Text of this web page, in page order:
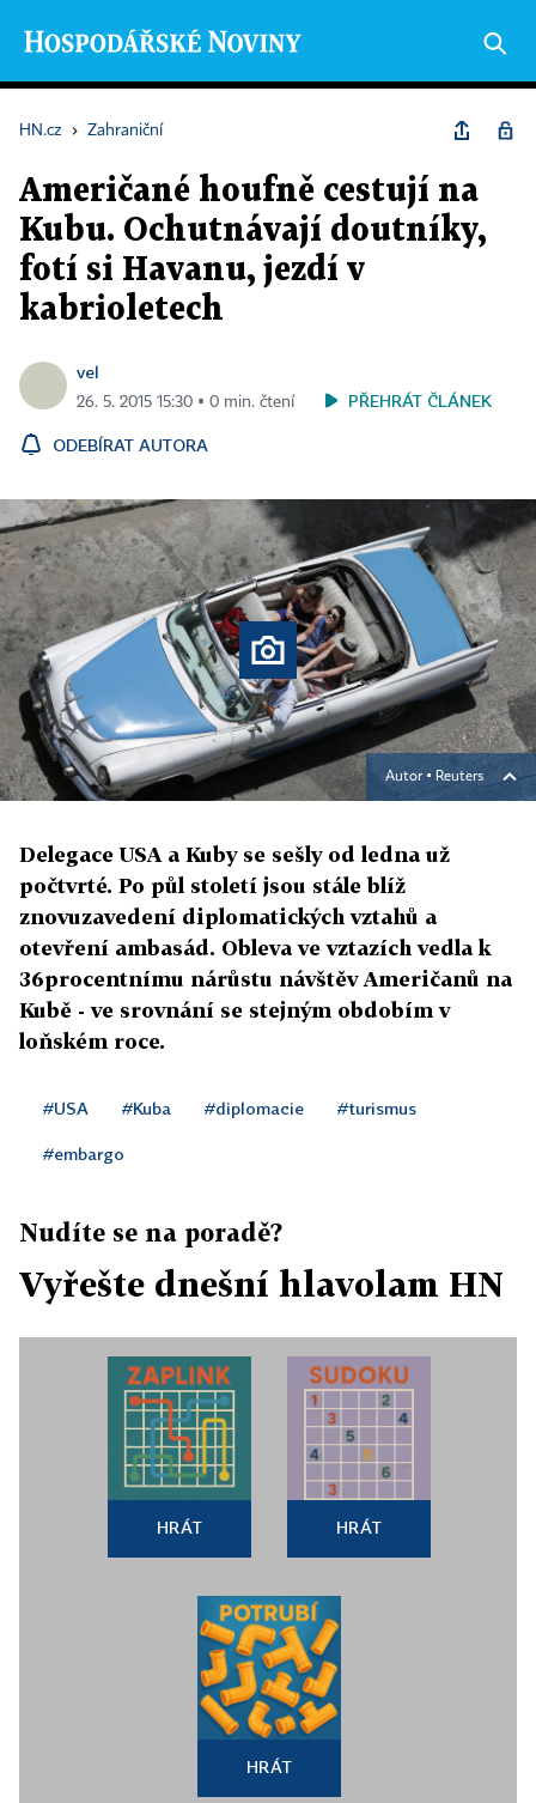
HN.cz › Zahraniční
Američané houfně cestují na
Kubu. Ochutnávají doutníky,
fotí si Havanu, jezdí v
kabrioletech
vel
26. 5. 2015 15:30 ▪ 0 min. čtení PŘEHRÁT ČLÁNEK
ODEBÍRAT AUTORA
Autor ▪ Reuters
Delegace USA a Kuby se sešly od ledna už
počtvrté. Po půl století jsou stále blíž
znovuzavedení diplomatických vztahů a
otevření ambasád. Obleva ve vztazích vedla k
36procentnímu nárůstu návštěv Američanů na
Kubě - ve srovnání se stejným obdobím v
loňském roce.
#USA #Kuba #diplomacie #turismus
#embargo
Nudíte se na poradě?
Vyřešte dnešní hlavolam HN
HRÁT HRÁT
HRÁT